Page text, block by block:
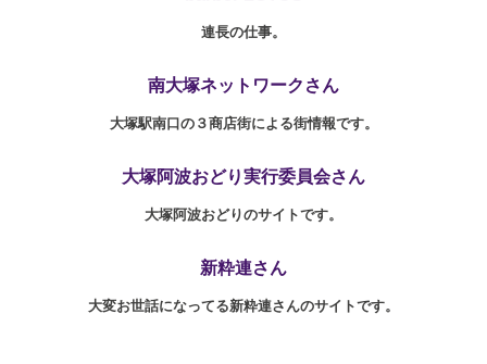
連長の仕事。
南大塚ネットワークさん
大塚駅南口の３商店街による街情報です。
大塚阿波おどり実行委員会さん
大塚阿波おどりのサイトです。
新粋連さん
大変お世話になってる新粋連さんのサイトです。